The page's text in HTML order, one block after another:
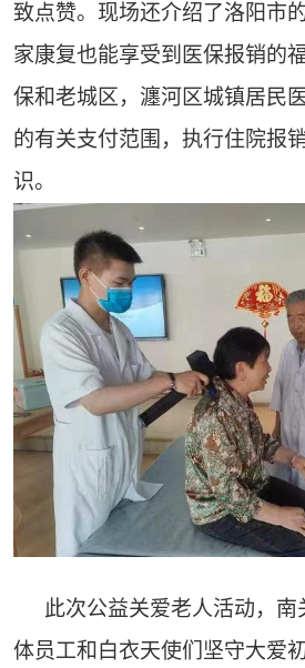
致点赞。现场还介绍了洛阳市
家康复也能享受到医保报销的
保和老城区，瀍河区城镇居民
的有关支付范围，执行住院报
识。
此次公益关爱老人活动，
体员工和白衣天使们坚守大爱